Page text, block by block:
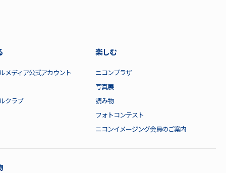
メディア公式アカウント
クラブ
楽しむ
ニコンプラザ
写真展
読み物
フォトコンテスト
ニコンイメージング会員のご案内